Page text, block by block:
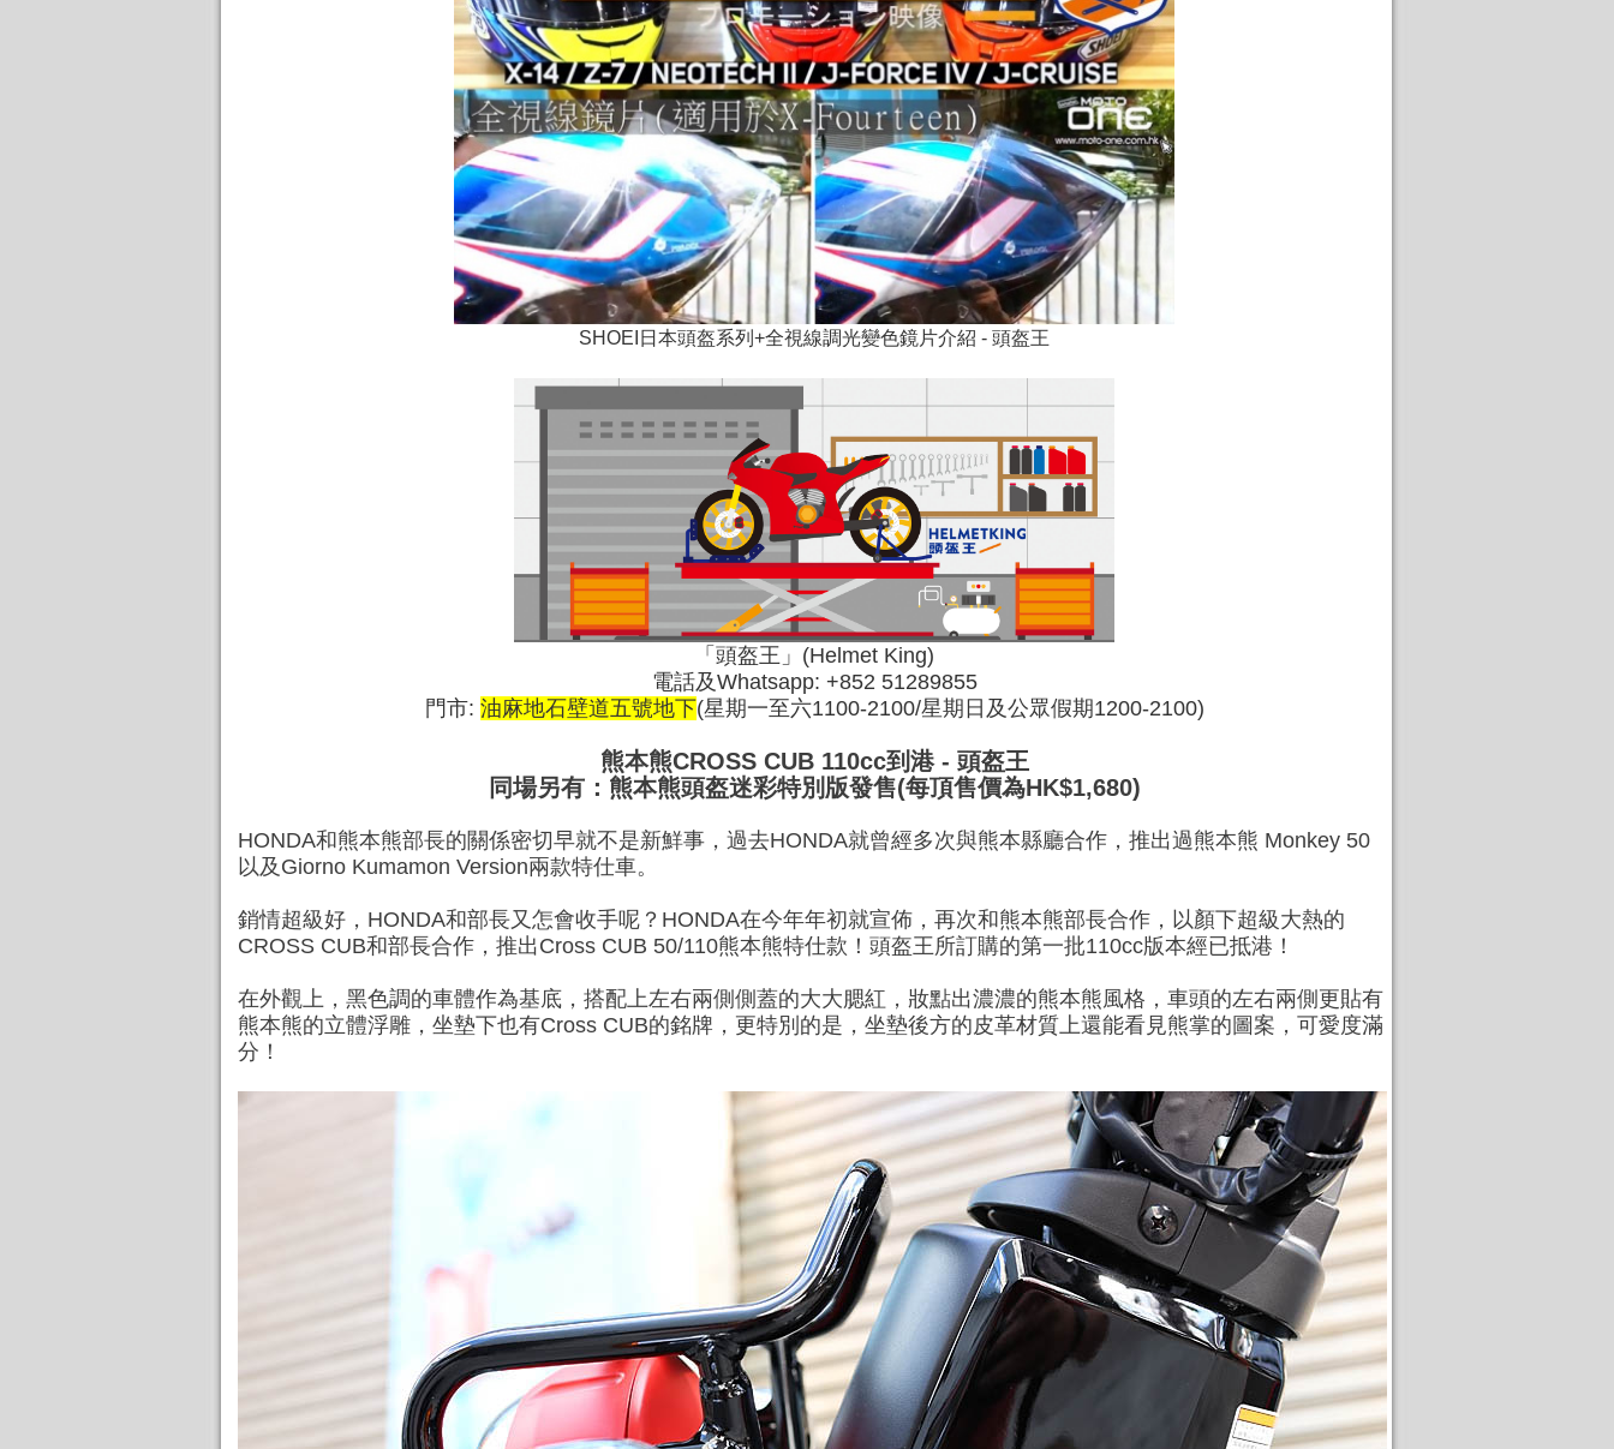
SHOEI日本頭盔系列+全視線調光變色鏡片介紹 - 頭盔王
「頭盔王」(Helmet King)
電話及Whatsapp: +852 51289855
門市: 油麻地石壁道五號地下(星期一至六1100-2100/星期日及公眾假期1200-2100)
熊本熊CROSS CUB 110cc到港 - 頭盔王
同場另有：熊本熊頭盔迷彩特別版發售(每頂售價為HK$1,680)
HONDA和熊本熊部長的關係密切早就不是新鮮事，過去HONDA就曾經多次與熊本縣廳合作，推出過熊本熊 Monkey 50
以及Giorno Kumamon Version兩款特仕車。
銷情超級好，HONDA和部長又怎會收手呢？HONDA在今年年初就宣佈，再次和熊本熊部長合作，以顏下超級大熱的
CROSS CUB和部長合作，推出Cross CUB 50/110熊本熊特仕款！頭盔王所訂購的第一批110cc版本經已抵港！
在外觀上，黑色調的車體作為基底，搭配上左右兩側側蓋的大大腮紅，妝點出濃濃的熊本熊風格，車頭的左右兩側更貼有
熊本熊的立體浮雕，坐墊下也有Cross CUB的銘牌，更特別的是，坐墊後方的皮革材質上還能看見熊掌的圖案，可愛度滿
分！